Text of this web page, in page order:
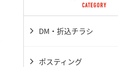
DM・折込チラシ
ポスティング